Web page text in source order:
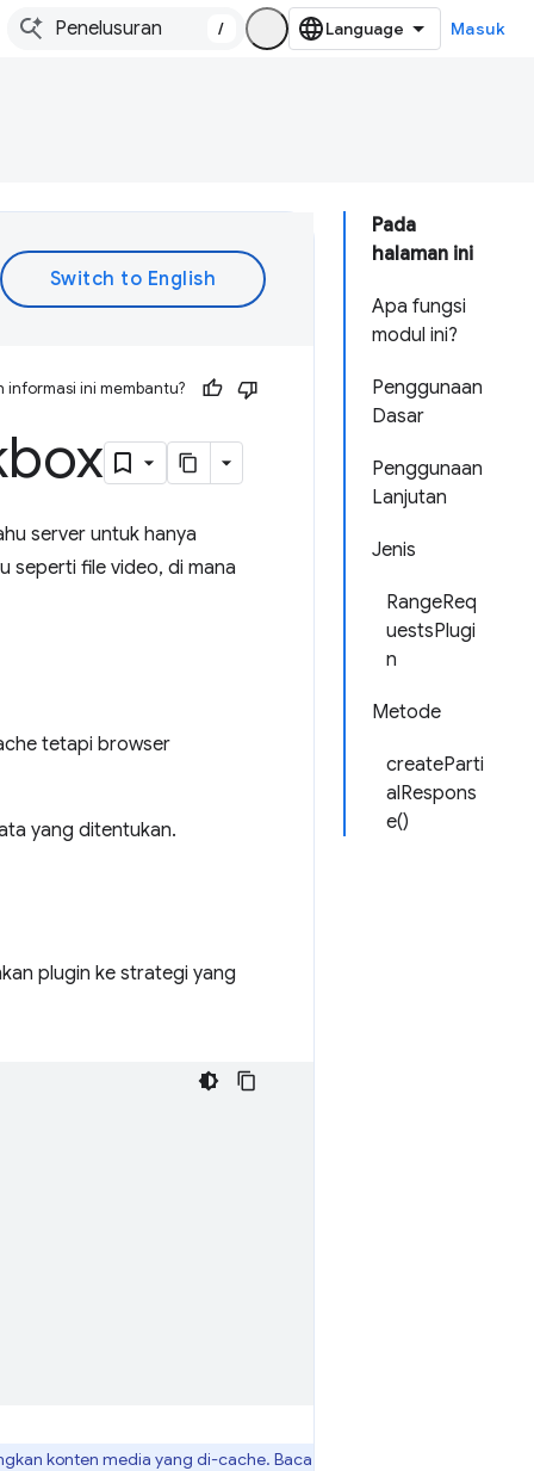
/ Masuk
Pada
halaman ini
Apa fungsi
modul ini?
Penggunaan
Dasar
Penggunaan
Lanjutan
Jenis
RangeReq
uestsPlugi
n
Metode
createParti
alRespons
e()
informasi ini membantu?
server untuk hanya
seperti file video, di mana
tetapi browser
yang ditentukan.
plugin ke strategi yang
konten media yang di-cache. Baca